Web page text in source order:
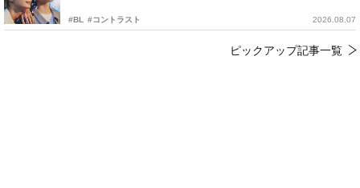
#BL #コントラスト 2026.08.07
ピックアップ記事一覧